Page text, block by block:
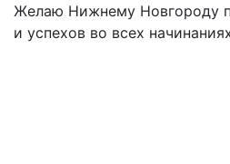
Желаю Нижнему Новгороду
и успехов во всех